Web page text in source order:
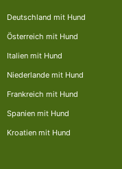
Deutschland mit Hund
Österreich mit Hund
Italien mit Hund
Niederlande mit Hund
Frankreich mit Hund
Spanien mit Hund
Kroatien mit Hund